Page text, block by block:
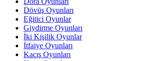
Dövüş Oyunları
Eğitici Oyunlar
Giydirme Oyunları
İki Kişilik Oyunlar
İtfaiye Oyunları
Kaçış Oyunları